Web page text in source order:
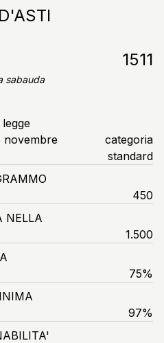
1511
sabauda
novembre
categoria
standard
450
NELLA
1.500
75%
97%